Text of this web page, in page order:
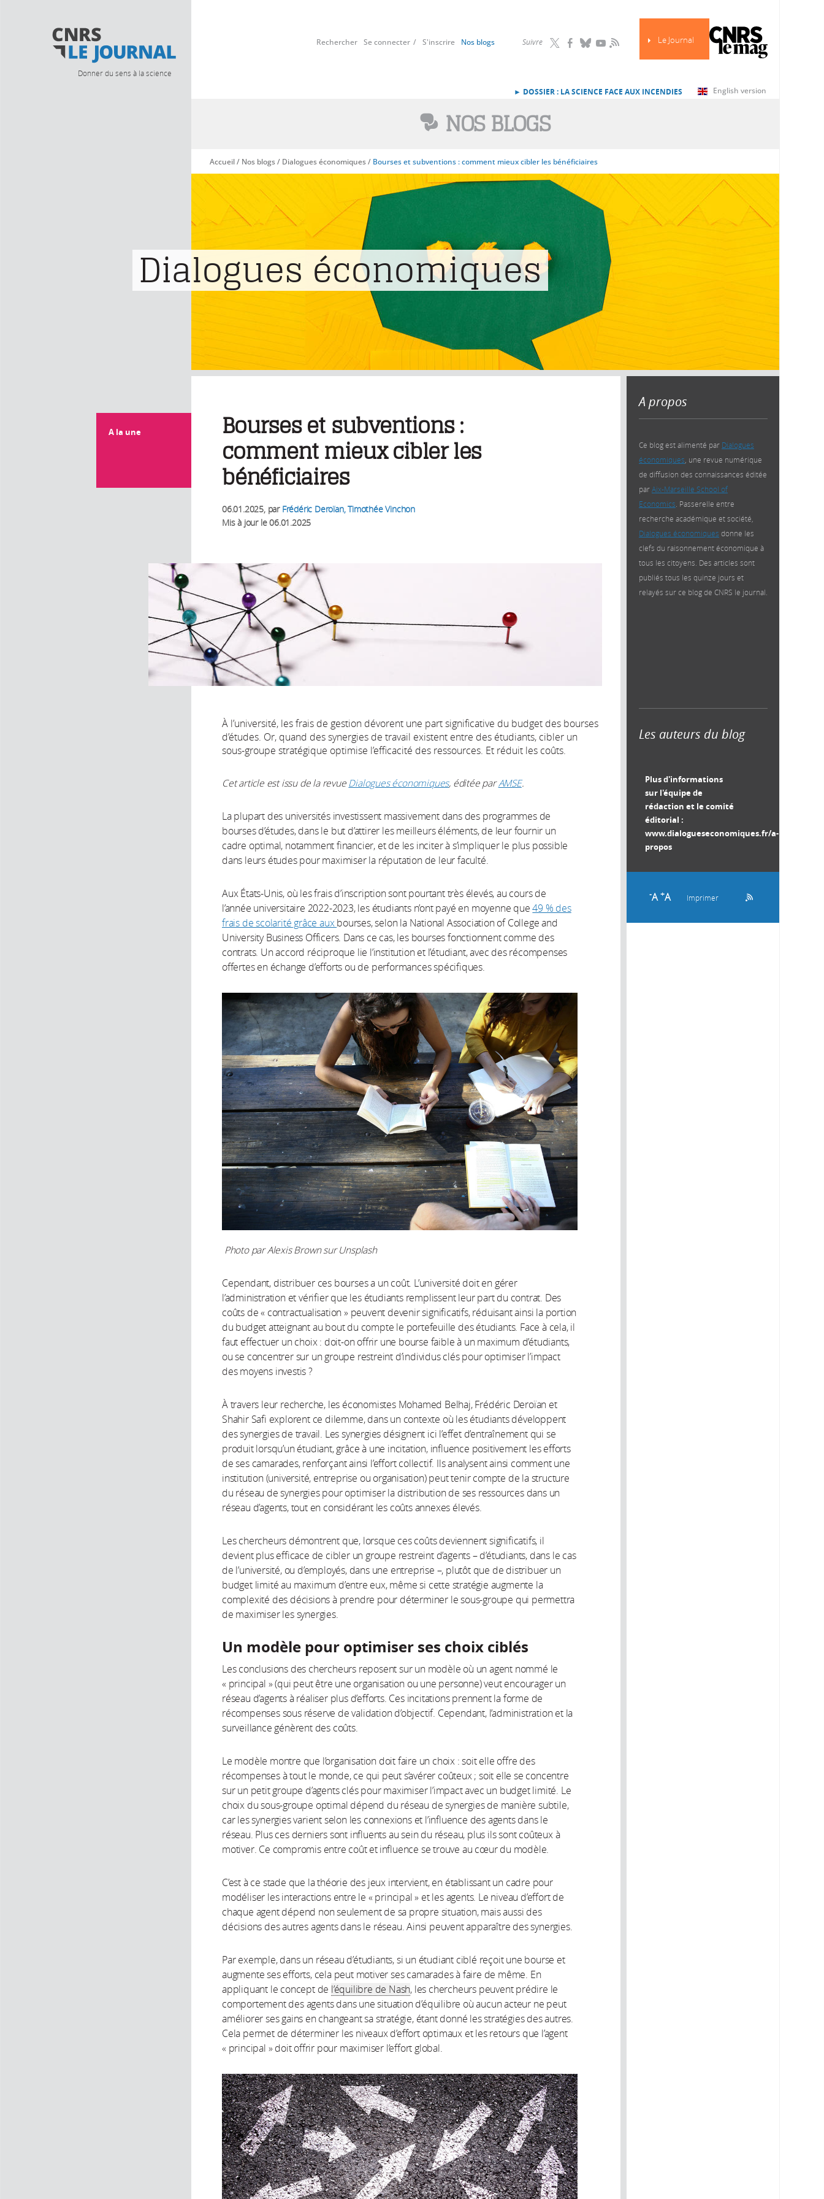
Donner du sens à la science
Le Journal
Suivre RSS
Rechercher Se connecter S'inscrire Nos blogs
English version
► DOSSIER : LA SCIENCE FACE AUX INCENDIES
NOS BLOGS
Vous êtes ici
Accueil/ Nos blogs/ Dialogues économiques/ Bourses et subventions : comment mieux cibler les bénéficiaires
Dialogues économiques
A propos
Ce blog est alimenté par Dialogues
économiques , une revue numérique
de diffusion des connaissances éditée
parAix-Marseille School of
Economics . Passerelle entre
recherche académique et société,
Dialogues économiques donne les
clefs du raisonnement économique à
tous les citoyens. Des articles sont
publiés tous les quinze jours et
relayés sur ce blog de CNRS le journal.
Les auteurs du blog
Plus d'informations
sur l'équipe de
rédaction et le comité
éditorial :
www.dialogueseconomiques.fr/a-
propos
-A +A Imprimer
A la une
Bourses et subventions :
comment mieux cibler les
bénéficiaires
06.01.2025, par Frédéric Deroïan, Timothée Vinchon
Mis à jour le06.01.2025
À l’université, les frais de gestion dévorent une part significative du budget des bourses
d’études. Or, quand des synergies de travail existent entre des étudiants, cibler un
sous-groupe stratégique optimise l’efficacité des ressources. Et réduit les coûts.
Cet article est issu de la revue Dialogues économiques, éditée parAMSE.
La plupart des universités investissent massivement dans des programmes de
bourses d’études, dans le but d’attirer les meilleurs éléments, de leur fournir un
cadre optimal, notamment financier, et de les inciter à s’impliquer le plus possible
dans leurs études pour maximiser la réputation de leur faculté.
Aux États-Unis, où les frais d’inscription sont pourtant très élevés, au cours de
l’année universitaire 2022-2023, les étudiants n’ont payé en moyenne que49 % des
frais de scolarité grâce aux bourses, selon la National Association of College and
University Business Officers. Dans ce cas, les bourses fonctionnent comme des
contrats. Un accord réciproque lie l’institution et l’étudiant, avec des récompenses
offertes en échange d’efforts ou de performances spécifiques.
Photo par Alexis Brown sur Unsplash
Cependant, distribuer ces bourses a un coût. L’université doit en gérer
l’administration et vérifier que les étudiants remplissent leur part du contrat. Des
coûts de « contractualisation » peuvent devenir significatifs, réduisant ainsi la portion
du budget atteignant au bout du compte le portefeuille des étudiants. Face à cela, il
faut effectuer un choix : doit-on offrir une bourse faible à un maximum d’étudiants,
ou se concentrer sur un groupe restreint d’individus clés pour optimiser l’impact
des moyens investis ?
À travers leur recherche, les économistes Mohamed Belhaj, Frédéric Deroïan et
Shahir Safi explorent ce dilemme, dans un contexte où les étudiants développent
des synergies de travail. Les synergies désignent ici l’effet d’entraînement qui se
produit lorsqu’un étudiant, grâce à une incitation, influence positivement les efforts
de ses camarades, renforçant ainsi l’effort collectif. Ils analysent ainsi comment une
institution (université, entreprise ou organisation) peut tenir compte de la structure
du réseau de synergies pour optimiser la distribution de ses ressources dans un
réseau d’agents, tout en considérant les coûts annexes élevés.
Les chercheurs démontrent que, lorsque ces coûts deviennent significatifs, il
devient plus efficace de cibler un groupe restreint d’agents – d’étudiants, dans le cas
de l’université, ou d’employés, dans une entreprise –, plutôt que de distribuer un
budget limité au maximum d’entre eux, même si cette stratégie augmente la
complexité des décisions à prendre pour déterminer le sous-groupe qui permettra
de maximiser les synergies.
Un modèle pour optimiser ses choix ciblés
Les conclusions des chercheurs reposent sur un modèle où un agent nommé le
« principal » (qui peut être une organisation ou une personne) veut encourager un
réseau d’agents à réaliser plus d’efforts. Ces incitations prennent la forme de
récompenses sous réserve de validation d’objectif. Cependant, l’administration et la
surveillance génèrent des coûts.
Le modèle montre que l’organisation doit faire un choix : soit elle offre des
récompenses à tout le monde, ce qui peut s’avérer coûteux ; soit elle se concentre
sur un petit groupe d’agents clés pour maximiser l’impact avec un budget limité. Le
choix du sous-groupe optimal dépend du réseau de synergies de manière subtile,
car les synergies varient selon les connexions et l’influence des agents dans le
réseau. Plus ces derniers sont influents au sein du réseau, plus ils sont coûteux à
motiver. Ce compromis entre coût et influence se trouve au cœur du modèle.
C’est à ce stade que la théorie des jeux intervient, en établissant un cadre pour
modéliser les interactions entre le « principal » et les agents. Le niveau d’effort de
chaque agent dépend non seulement de sa propre situation, mais aussi des
décisions des autres agents dans le réseau. Ainsi peuvent apparaître des synergies.
Par exemple, dans un réseau d’étudiants, si un étudiant ciblé reçoit une bourse et
augmente ses efforts, cela peut motiver ses camarades à faire de même. En
appliquant le concept de l’équilibre de Nash, les chercheurs peuvent prédire le
comportement des agents dans une situation d’équilibre où aucun acteur ne peut
améliorer ses gains en changeant sa stratégie, étant donné les stratégies des autres.
Cela permet de déterminer les niveaux d’effort optimaux et les retours que l’agent
« principal » doit offrir pour maximiser l’effort global.